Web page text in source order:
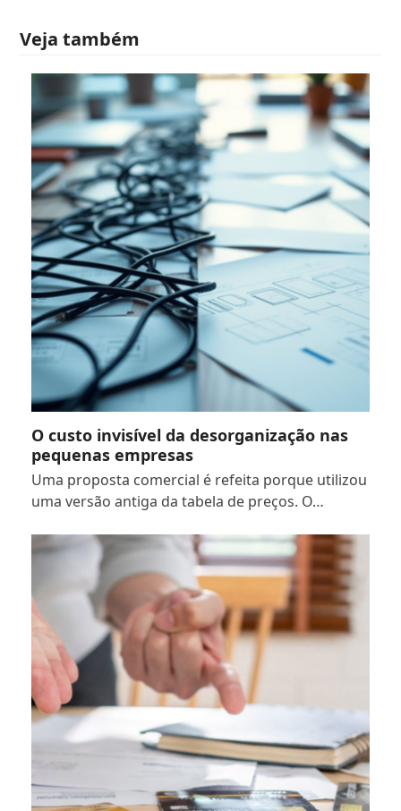
Veja também
O custo invisível da desorganização nas
pequenas empresas
Uma proposta comercial é refeita porque utilizou
uma versão antiga da tabela de preços. O…